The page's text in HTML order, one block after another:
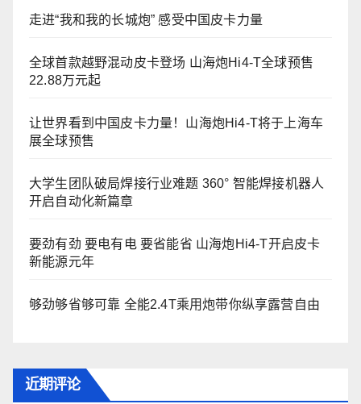
走进“我和我的长城炮” 感受中国皮卡力量
全球首款越野混动皮卡登场 山海炮Hi4-T全球预售
22.88万元起
让世界看到中国皮卡力量！山海炮Hi4-T将于上海车
展全球预售
大学生团队破局焊接行业难题 360° 智能焊接机器人
开启自动化新篇章
要劲有劲 要电有电 要省能省 山海炮Hi4-T开启皮卡
新能源元年
够劲够省够可靠 全能2.4T乘用炮带你纵享露营自由
近期评论